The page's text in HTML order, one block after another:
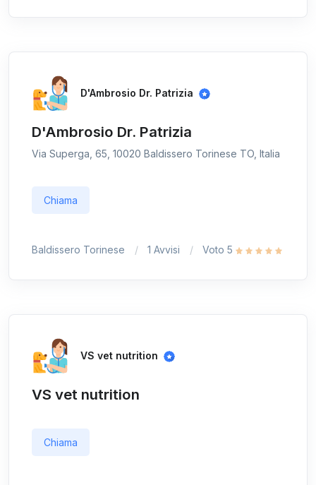
D'Ambrosio Dr. Patrizia
D'Ambrosio Dr. Patrizia
Via Superga, 65, 10020 Baldissero Torinese TO, Italia
Chiama
Baldissero Torinese 1 Avvisi Voto 5
VS vet nutrition
VS vet nutrition
Chiama